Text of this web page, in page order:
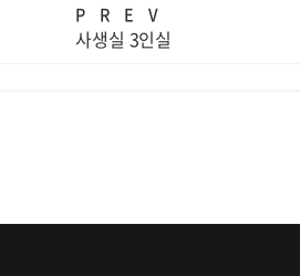
PREV
사생실 3인실